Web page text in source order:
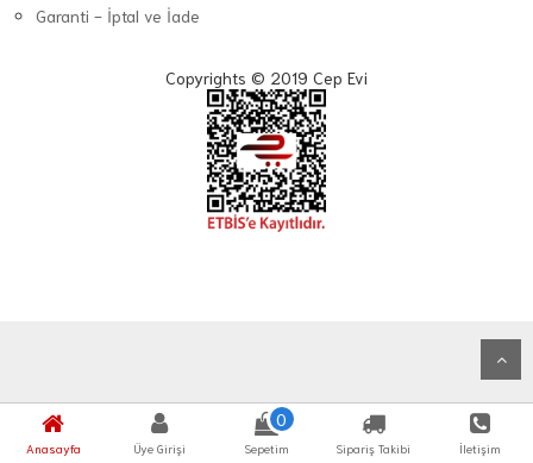
Anasayfa Üye Girişi
0
Sepetim Sipariş Takibi İletişim
Garanti - İptal ve İade
Copyrights © 2019 Cep Evi